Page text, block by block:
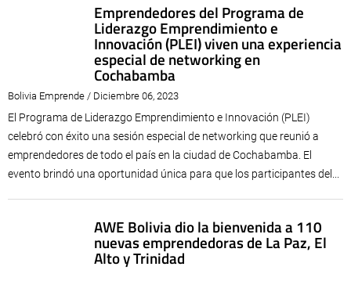
Emprendedores del Programa de
Liderazgo Emprendimiento e
Innovación (PLEI) viven una experiencia
especial de networking en
Cochabamba
Bolivia Emprende / Diciembre 06, 2023
El Programa de Liderazgo Emprendimiento e Innovación (PLEI)
celebró con éxito una sesión especial de networking que reunió a
emprendedores de todo el país en la ciudad de Cochabamba. El
evento brindó una oportunidad única para que los participantes del...
AWE Bolivia dio la bienvenida a 110
nuevas emprendedoras de La Paz, El
Alto y Trinidad